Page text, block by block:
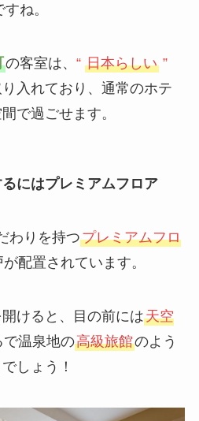
すね。
の客室は、 “ 日本らしい”
入れており、通常のホテ
で過ごせます。
にはプレミアムフロア
わりを持つプレミアムフロ
配置されています。
けると、目の前には天空
温泉地の高級旅館のよう
しょう！